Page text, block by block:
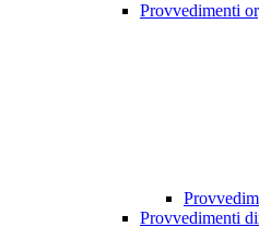
Provvedimenti
Provvedimenti